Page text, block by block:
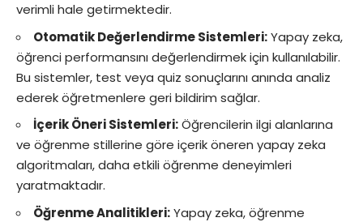
verimli hale getirmektedir.
Otomatik Değerlendirme Sistemleri:Yapay zeka,
öğrenci performansını değerlendirmek için kullanılabilir.
Bu sistemler, test veya quiz sonuçlarını anında analiz
ederek öğretmenlere geri bildirim sağlar.
İçerik Öneri Sistemleri:Öğrencilerin ilgi alanlarına
ve öğrenme stillerine göre içerik öneren yapay zeka
algoritmaları, daha etkili öğrenme deneyimleri
yaratmaktadır.
Öğrenme Analitikleri:Yapay zeka, öğrenme